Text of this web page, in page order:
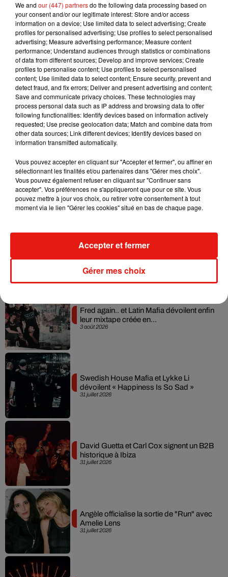
Chaque table sera servie par une même personne équipée
de gants. La carte et les menus des restaurants devront être
présentés sous forme numérique ou énoncés à l’oral. Les
buffets sont autorisés à conditions d'être repensés, à savoir
avec un système de circulation à sens unique et un
marquage au sol. Chacun devra y mettre du sien !
Cafés, bars & restaurants rouvrent leurs terrasses mardi à
Paris : je m'en réjouis ! Pour les aider, la Ville va leur
permettre d'occuper gratuitement des trottoirs, rues et
places de stationnement, dans le respect des consignes
sanitaires et de chacun.https://t.co/5devdrWHVa
Musique
6 août 2026
Il y a 10 ans, DJ Snake changeait de
dimension avec son premier...
3 août 2026
Fred again.. et Latin Mafia dévoilent enfin
leur mixtape créée en...
31 juillet 2026
Swedish House Mafia et Lykke Li
dévoilent « Happiness Is So Sad »
31 juillet 2026
David Guetta et Carl Cox signent un B2B
historique à Ibiza
31 juillet 2026
Angèle officialise la sortie de "Run" avec
Amelie Lens
We and our (447) partnersdo the following data processing based on
your consent and/or our legitimate interest: Store and/or access
information on a device; Use limited data to select advertising; Create
profiles for personalised advertising; Use profiles to select personalised
advertising; Measure advertising performance; Measure content
performance; Understand audiences through statistics or combinations
of data from different sources; Develop and improve services; Create
profiles to personalise content; Use profiles to select personalised
content; Use limited data to select content; Ensure security, prevent and
detect fraud, and fix errors; Deliver and present advertising and content;
Save and communicate privacy choices. These technologies may
process personal data such as IP address and browsing data to offer
following functionalities: Identify devices based on information actively
requested; Use precise geolocation data; Match and combine data from
other data sources; Link different devices; Identify devices based on
information transmitted automatically.
Vous pouvez accepter en cliquant sur "Accepter et fermer", ou affiner en
sélectionnant les finalités et/ou partenaires dans "Gérer mes choix".
Vous pouvez également refuser en cliquant sur "Continuer sans
accepter". Vos préférences ne s'appliqueront que pour ce site. Vous
pouvez mettre à jour vos choix, ou retirer votre consentement à tout
moment via le lien "Gérer les cookies" situé en bas de chaque page.
Gérer mes choix
Accepter et fermer